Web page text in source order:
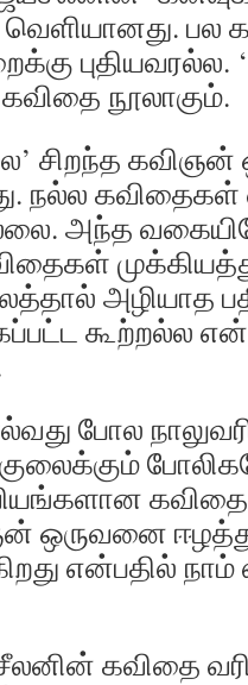
வெளியானது.
நூலாகும்.
சிறந்த
நல்ல கவிதைகள்
அந்த
அழியாத
கூற்றல்ல
போல நாலுவரி
ஒருவனை
என்பதில்
கவிதை